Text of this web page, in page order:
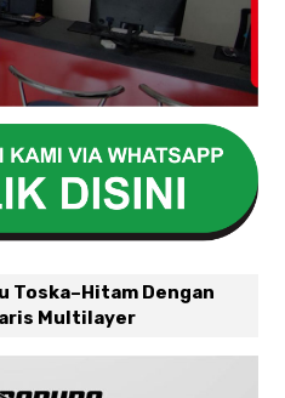
Toska–Hitam Dengan
Multilayer